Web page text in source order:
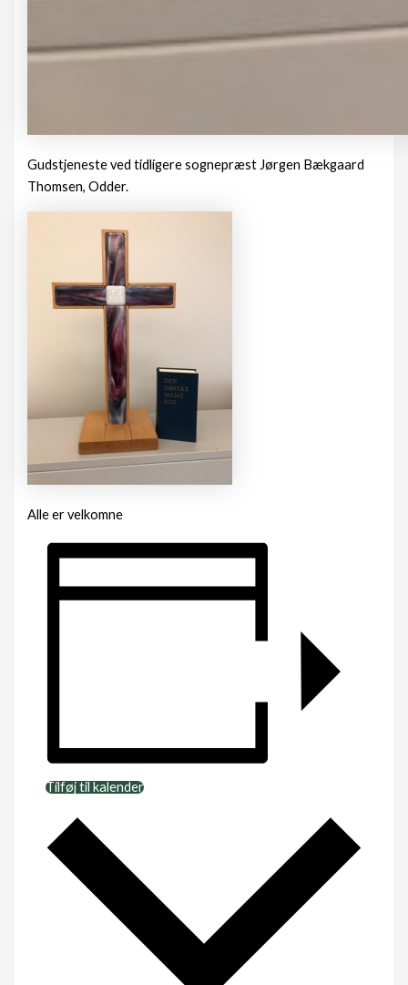
Gudstjeneste ved tidligere sognepræst Jørgen Bækgaard
Thomsen, Odder.
Alle er velkomne
Tilføj til kalender